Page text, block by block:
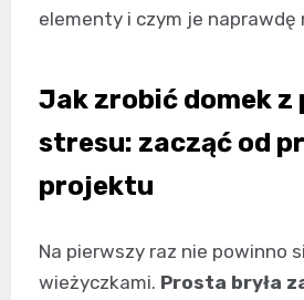
elementy i czym je naprawdę
Jak zrobić domek z
stresu: zacząć od
projektu
Na pierwszy raz nie powinno
wieżyczkami. Prosta bryła